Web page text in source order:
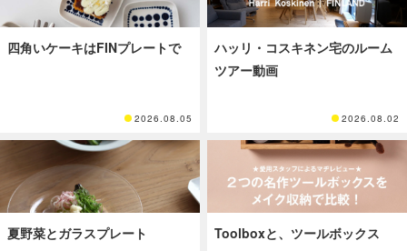
四角いケーキはFINプレートで
2026.08.05
ハッリ・コスキネン宅のルーム
ツアー動画
2026.08.02
夏野菜とガラスプレート Toolboxと、ツールボックス